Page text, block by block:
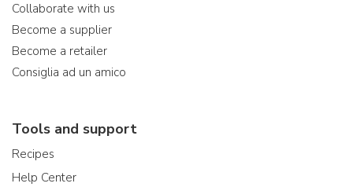
Collaborate with us
Become a supplier
Become a retailer
Consiglia ad un amico
Tools and support
Recipes
Help Center